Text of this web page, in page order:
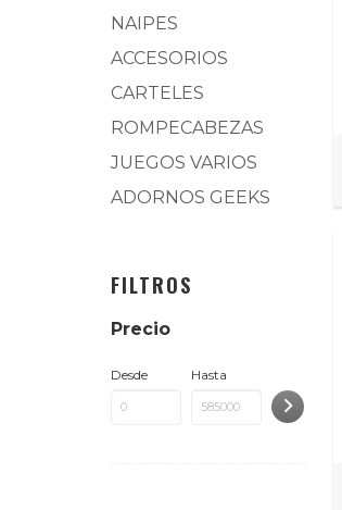
NAIPES
ACCESORIOS
CARTELES
ROMPECABEZAS
JUEGOS VARIOS
ADORNOS GEEKS
FILTROS
Precio
Desde Hasta